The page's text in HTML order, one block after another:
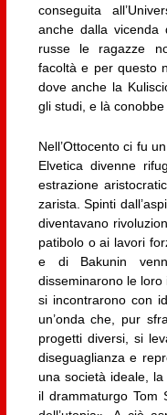
conseguita
anche dalla vicenda
russe le ragazze
facoltà e per questo
dove anche la
gli studi, e là
Nell’Ottocento ci fu
Elvetica divenne
estrazione
zarista. Spinti
diventavano
patibolo o ai lavori
e di Bakunin
disseminarono le loro
si incontrarono con
un’onda che, pur
progetti diversi, si
diseguaglianza e
una società ideale,
il drammaturgo Tom